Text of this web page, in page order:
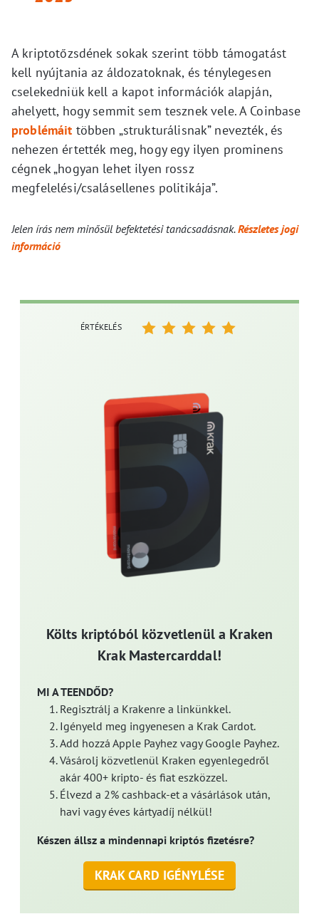
A kriptotőzsdének sokak szerint több támogatást
kell nyújtania az áldozatoknak, és ténylegesen
cselekedniük kell a kapot információk alapján,
ahelyett, hogy semmit sem tesznek vele. A Coinbase
problémáit többen „strukturálisnak” nevezték, és
nehezen értették meg, hogy egy ilyen prominens
cégnek „hogyan lehet ilyen rossz
megfelelési/csalásellenes politikája”.
Jelen írás nem minősül befektetési tanácsadásnak.Részletes jogi
információ
Költs kriptóból közvetlenül a Kraken
Krak Mastercarddal!
MI A TEENDŐD?
Regisztrálj a Krakenre a linkünkkel.
Igényeld meg ingyenesen a Krak Cardot.
Add hozzá Apple Payhez vagy Google Payhez.
Vásárolj közvetlenül Kraken egyenlegedről
akár 400+ kripto- és fiat eszközzel.
Élvezd a 2% cashback-et a vásárlások után,
havi vagy éves kártyadíj nélkül!
Készen állsz a mindennapi kriptós fizetésre?
KRAK CARD IGÉNYLÉSE
ÉRTÉKELÉS